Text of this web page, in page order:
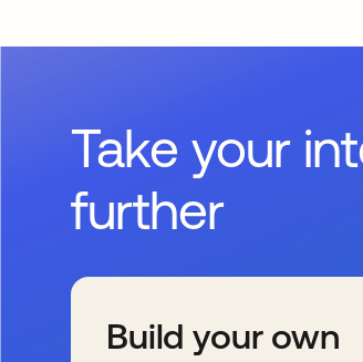
Take your
further
Build your own